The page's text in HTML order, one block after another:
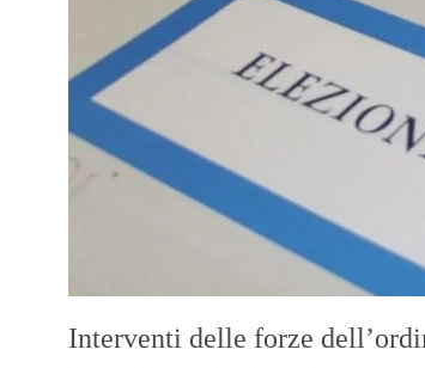
Interventi delle forze